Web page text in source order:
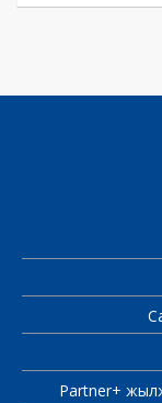
Partner+